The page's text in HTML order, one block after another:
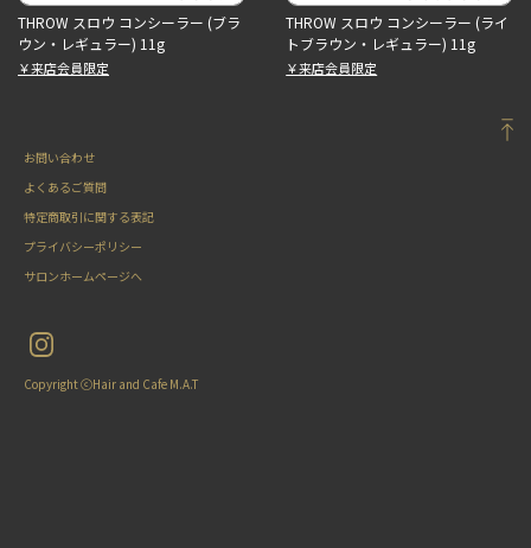
THROW スロウ コンシーラー (ブラ
ウン・レギュラー) 11g
￥来店会員限定
THROW スロウ コンシーラー (ライ
トブラウン・レギュラー) 11g
￥来店会員限定
お問い合わせ
よくあるご質問
特定商取引に関する表記
プライバシーポリシー
サロンホームページへ
Copyright ⓒHair and Cafe M.A.T